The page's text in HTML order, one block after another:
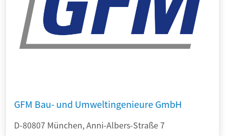
GFM Bau- und Umweltingenieure GmbH
D-80807 München, Anni-Albers-Straße 7